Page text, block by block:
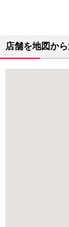
店舗を地図か